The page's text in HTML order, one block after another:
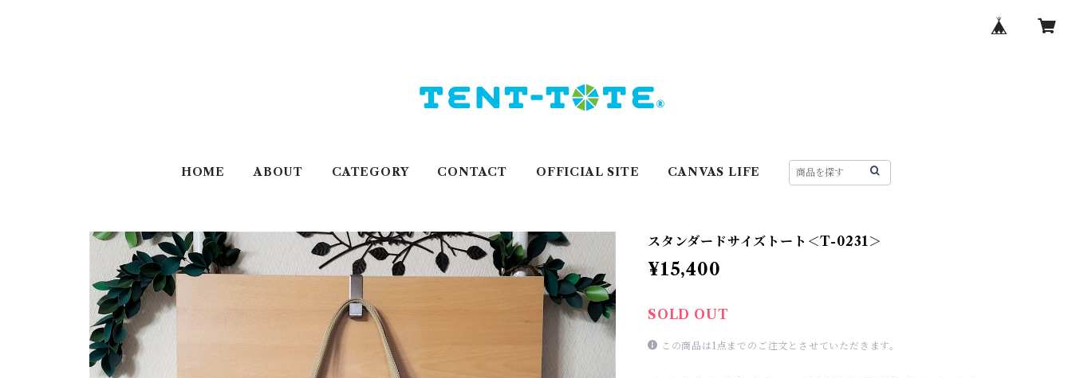
HOME ABOUT CATEGORY CONTACT OFFICIAL SITE CANVAS LIFE
スタンダードサイズトート＜T-0231＞
¥15,400
SOLD OUT
この商品は1点までのご注文とさせていただきます。